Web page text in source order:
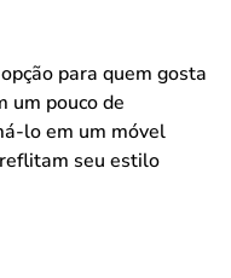
para quem gosta
um pouco de
lo em um móvel
seu estilo